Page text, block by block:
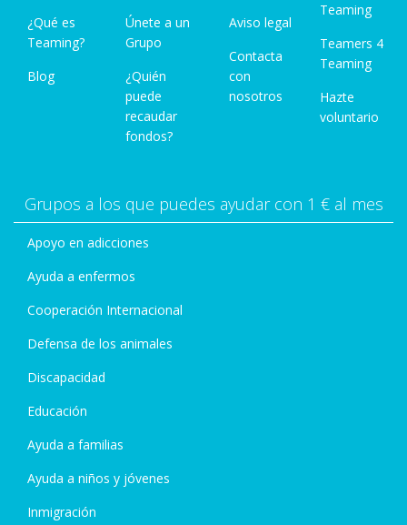
¿Qué es
Teaming?
Blog
Únete a un
Grupo
¿Quién
puede
recaudar
fondos?
Aviso legal
Contacta
con
nosotros
Teaming
Teamers 4
Teaming
Hazte
voluntario
Grupos a los que puedes ayudar con 1 € al mes
Apoyo en adicciones
Ayuda a enfermos
Cooperación Internacional
Defensa de los animales
Discapacidad
Educación
Ayuda a familias
Ayuda a niños y jóvenes
Inmigración